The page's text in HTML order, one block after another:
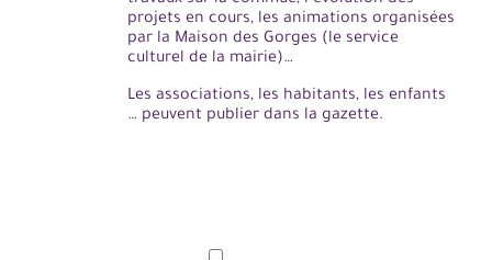
projets en cours, les animations organisées
par la Maison des Gorges (le service
culturel de la mairie)…
Les associations, les habitants, les enfants
… peuvent publier dans la gazette.